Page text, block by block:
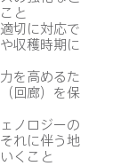
と
切に対応で
収穫時期に
を高めるた
回廊）を保
ノロジーの
れに伴う地
くこと